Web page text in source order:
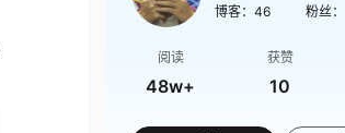
博客： 46 粉丝：
阅读
48w+
获赞
10